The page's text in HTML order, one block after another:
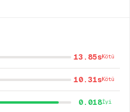
13.85sKötü
10.31sKötü
0.018İyi